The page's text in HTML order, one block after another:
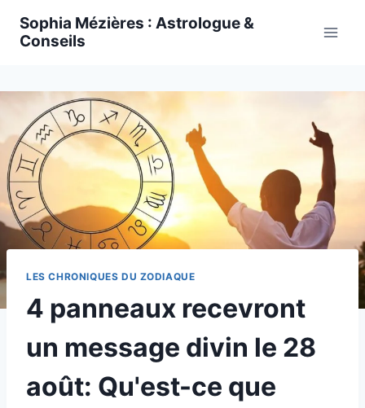
Sophia Mézières : Astrologue &
Conseils
LES CHRONIQUES DU ZODIAQUE
4 panneaux recevront
un message divin le 28
août: Qu'est-ce que